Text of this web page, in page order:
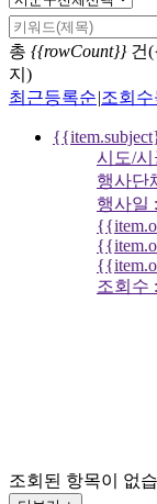
총 {{rowCount}}건
지)
최근등록순|조회
시도/
행사단
행사일
조회수
조회된 항목이 없